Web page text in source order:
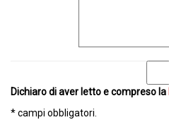
Dichiaro di aver letto e compreso la
* campi obbligatori.